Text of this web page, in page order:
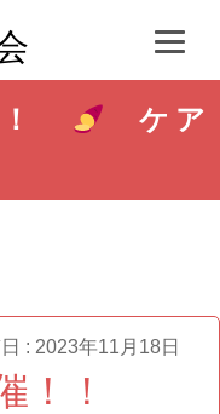
！
ケア
: 2023年11月18日
！！